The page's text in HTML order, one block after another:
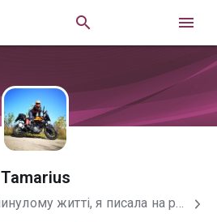
 
Tamarius
Колись давно, ще у минулому житті, я писала на ресурсі проза.ру. Більше 23 тис читачів, номінація "Писатель года". Але життя розставило крапки над І і я почала перекладати свої твори на українську мову, хоча не вчила її в школі.. Тому я тут. Оповідання, мініатюри. Про гори, про людей, про собак, про відчуття і почуття. Рада буду бачити всіх на своїй сторінці